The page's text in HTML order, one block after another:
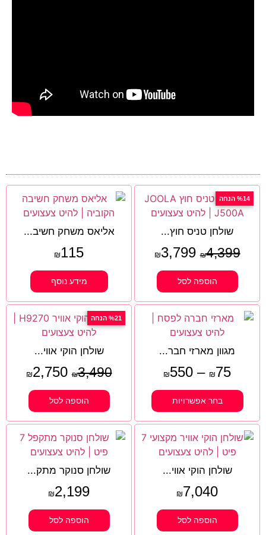
%14 הנחה
שולחן טניס חוץ...
₪4,399
₪3,799
הוספה לסל
אליאס משחק חשיב...
₪115
מידע נוסף
מגוון מארזי חבר...
₪75
–
₪550
בחר אפשרויות
%21 הנחה
שולחן הוקי אווי...
₪3,490
₪2,750
הוספה לסל
שולחן הוקי אווי...
₪7,040
הוספה לסל
שולחן סנוקר מתק...
₪2,199
הוספה לסל